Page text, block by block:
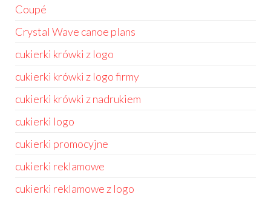
Coupé
Crystal Wave canoe plans
cukierki krówki z logo
cukierki krówki z logo firmy
cukierki krówki z nadrukiem
cukierki logo
cukierki promocyjne
cukierki reklamowe
cukierki reklamowe z logo